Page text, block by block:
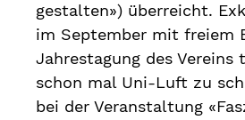
gestalten») überreicht.
im September mit freiem
Jahrestagung des Vereins
schon mal Uni-Luft zu
bei der Veranstaltung